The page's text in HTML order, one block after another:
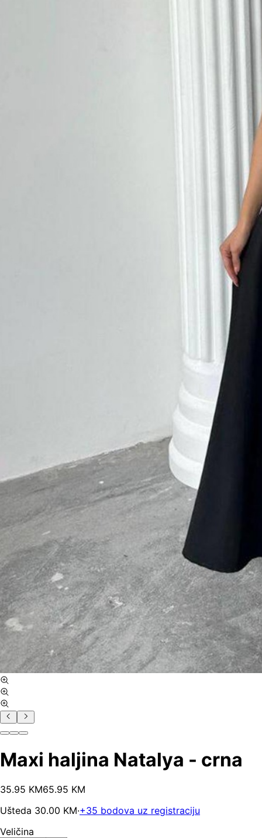
Maxi haljina Natalya - crna
35.95 KM65.95 KM
Ušteda 30.00 KM·+35 bodova uz registraciju
Veličina